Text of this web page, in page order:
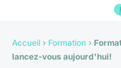
Accueil › Formation ›
lancez-vous aujourd'hui!